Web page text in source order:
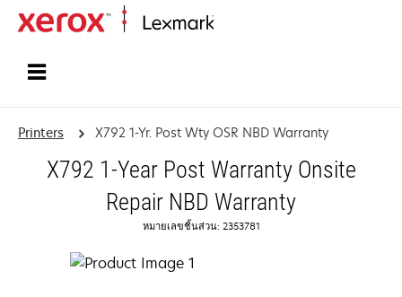
Printers X792 1-Yr. Post Wty OSR NBD Warranty
X792 1-Year Post Warranty Onsite
Repair NBD Warranty
หมายเลขชิ้นส่วน: 2353781